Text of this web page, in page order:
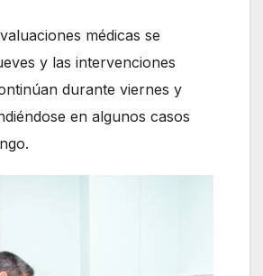
médicas se
y las intervenciones
durante viernes y
en algunos casos